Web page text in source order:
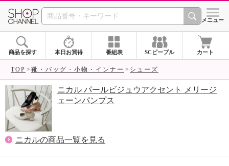
SHOP CHANNEL シメニュー
商品を探す 本日お買得 番組表 SCピープル カート
TOP 靴・バッグ・小物・インナー シューズ
ニカル パールビジュウアクセント メリージ
ェーンパンプス
ニカルの商品一覧を見る